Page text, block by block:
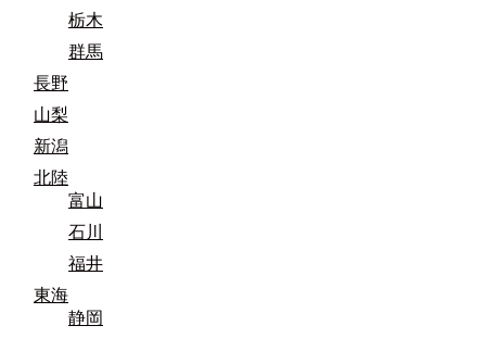
栃木
群馬
長野
山梨
新潟
北陸
富山
石川
福井
東海
静岡